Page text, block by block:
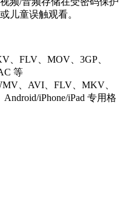
儿童误触观看。
、FLV、MOV、3GP、
等
、AVI、FLV、MKV、
iPhone/iPad 专用格